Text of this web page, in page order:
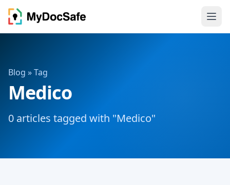
Blog » Tag
Medico
0 articles tagged with "Medico"